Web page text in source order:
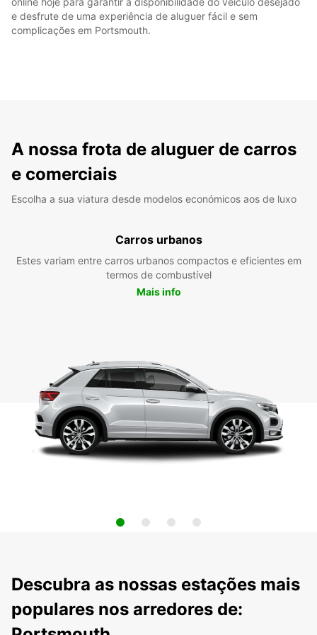
e desfrute de uma experiência de aluguer fácil e sem
complicações em Portsmouth.
A nossa frota de aluguer de carros
e comerciais
Escolha a sua viatura desde modelos económicos aos de luxo
Carros urbanos
Estes variam entre carros urbanos compactos e eficientes em
termos de combustível
Mais info
Descubra as nossas estações mais
populares nos arredores de: